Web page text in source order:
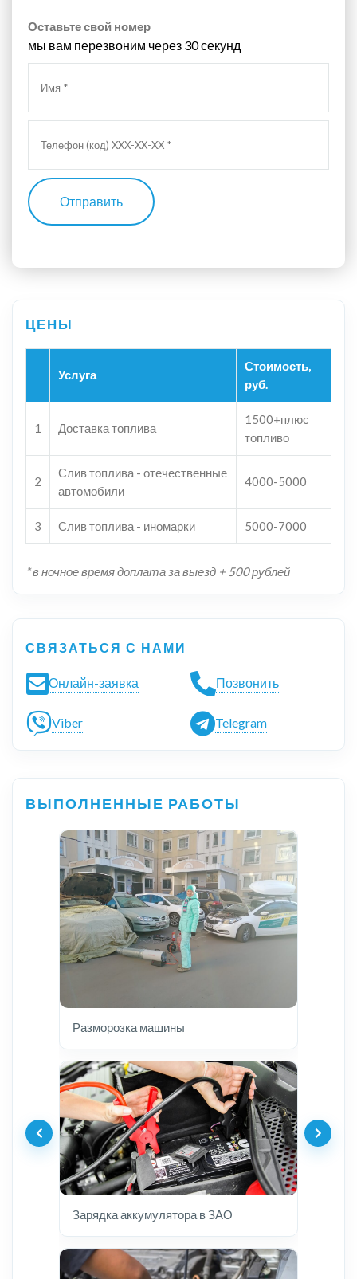
Оставьте свой номер
мы вам перезвоним через 30 секунд
Отправить
Услуга
Стоимость,
руб.
1 Доставка топлива
1500+плюс
топливо
2
Слив топлива - отечественные
автомобили
4000-5000
3 Слив топлива - иномарки 5000-7000
* в ночное время доплата за выезд + 500 рублей
СВЯЗАТЬСЯ С НАМИ
Онлайн-заявка Позвонить
Viber Telegram
ВЫПОЛНЕННЫЕ РАБОТЫ
Разморозка машины
Зарядка аккумулятора в ЗАО